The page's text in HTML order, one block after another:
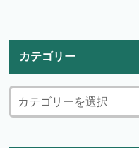
カテゴリー